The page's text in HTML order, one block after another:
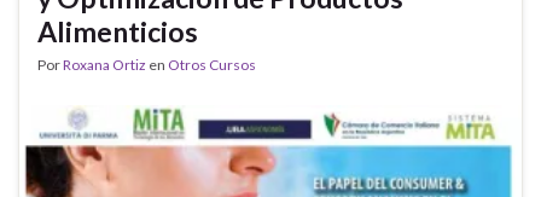
Alimenticios
PorRoxana Ortiz en Otros Cursos